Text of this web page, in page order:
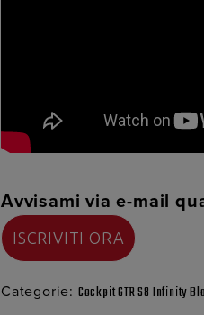
Avvisami via e-mail
Categorie: Cockpit GTR S8 Infinity